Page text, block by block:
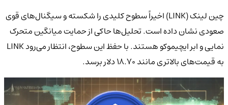
چین لینک (LINK) اخیراً سطوح کلیدی را شکسته و سیگنال‌های قوی
صعودی نشان داده است. تحلیل‌ها حاکی از حمایت میانگین متحرک
نمایی و ابر ایچیموکو هستند. با حفظ این سطوح، انتظار می‌رود LINK
به قیمت‌های بالاتری مانند ۱۸.۷۰ دلار برسد.